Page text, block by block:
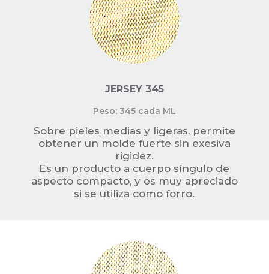
JERSEY 345
Peso: 345 cada ML
Sobre pieles medias y ligeras, permite
obtener un molde fuerte sin exesiva
rigidez.
Es un producto a cuerpo síngulo de
aspecto compacto, y es muy apreciado
si se utiliza como forro.